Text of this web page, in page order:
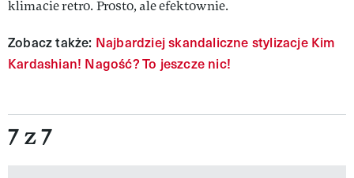
klimacie retro. Prosto, ale efektownie.
Zobacz także: Najbardziej skandaliczne stylizacje Kim
Kardashian! Nagość? To jeszcze nic!
7 z 7